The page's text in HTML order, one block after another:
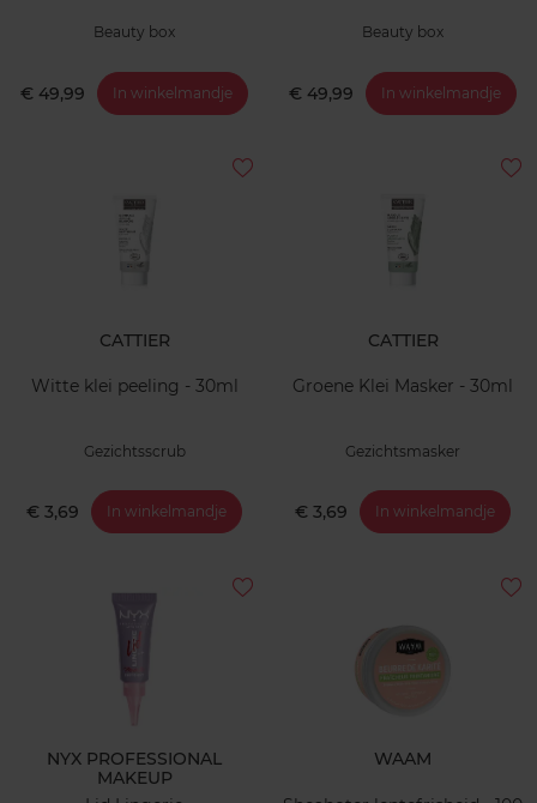
Beauty box
€ 49,99 In winkelmandje
Beauty box
€ 49,99 In winkelmandje
CATTIER
Witte klei peeling - 30ml
Gezichtsscrub
€ 3,69 In winkelmandje
CATTIER
Groene Klei Masker - 30ml
Gezichtsmasker
€ 3,69 In winkelmandje
NYX PROFESSIONAL
MAKEUP
WAAM